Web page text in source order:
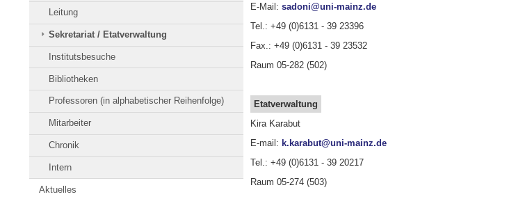
Leitung
Sekretariat / Etatverwaltung
Institutsbesuche
Bibliotheken
Professoren (in alphabetischer Reihenfolge)
Mitarbeiter
Chronik
Intern
Aktuelles
E-Mail: sadoni@uni-mainz.de
Tel.: +49 (0)6131 - 39 23396
Fax.: +49 (0)6131 - 39 23532
Raum 05-282 (502)
Etatverwaltung
Kira Karabut
E-mail: k.karabut@uni-mainz.de
Tel.: +49 (0)6131 - 39 20217
Raum 05-274 (503)